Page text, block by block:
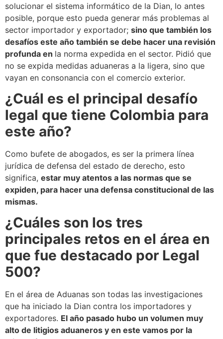
solucionar el sistema informático de la Dian, lo antes
posible, porque esto pueda generar más problemas al
sector importador y exportador; sino que también los
desafíos este año también se debe hacer una revisión
profunda en la norma expedida en el sector. Pidió que
no se expida medidas aduaneras a la ligera, sino que
vayan en consonancia con el comercio exterior.
¿Cuál es el principal desafío
legal que tiene Colombia para
este año?
Como bufete de abogados, es ser la primera línea
jurídica de defensa del estado de derecho, esto
significa, estar muy atentos a las normas que se
expiden, para hacer una defensa constitucional de las
mismas.
¿Cuáles son los tres
principales retos en el área en
que fue destacado por Legal
500?
En el área de Aduanas son todas las investigaciones
que ha iniciado la Dian contra los importadores y
exportadores. El año pasado hubo un volumen muy
alto de litigios aduaneros y en este vamos por la